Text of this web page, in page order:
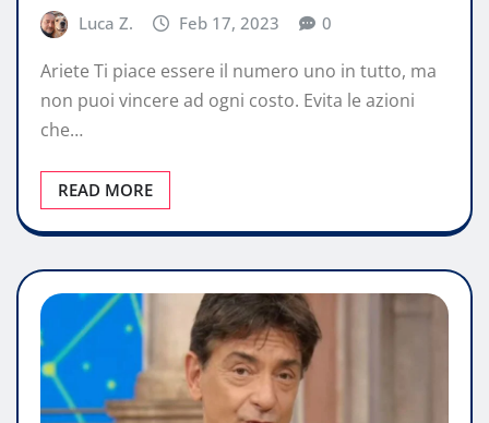
Luca Z. Feb 17, 2023 0
Ariete Ti piace essere il numero uno in tutto, ma
non puoi vincere ad ogni costo. Evita le azioni
che…
READ MORE